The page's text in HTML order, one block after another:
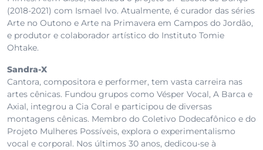
(2018-2021) com Ismael Ivo. Atualmente, é curador das séries
Arte no Outono e Arte na Primavera em Campos do Jordão,
e produtor e colaborador artístico do Instituto Tomie
Ohtake.
Sandra-X
Cantora, compositora e performer, tem vasta carreira nas
artes cênicas. Fundou grupos como Vésper Vocal, A Barca e
Axial, integrou a Cia Coral e participou de diversas
montagens cênicas. Membro do Coletivo Dodecafônico e do
Projeto Mulheres Possíveis, explora o experimentalismo
vocal e corporal. Nos últimos 30 anos, dedicou-se à